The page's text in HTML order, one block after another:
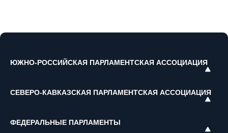
ЮЖНО-РОССИЙСКАЯ ПАРЛАМЕНТСКАЯ АССОЦИАЦИЯ
СЕВЕРО-КАВКАЗСКАЯ ПАРЛАМЕНТСКАЯ АССОЦИАЦИЯ
ФЕДЕРАЛЬНЫЕ ПАРЛАМЕНТЫ